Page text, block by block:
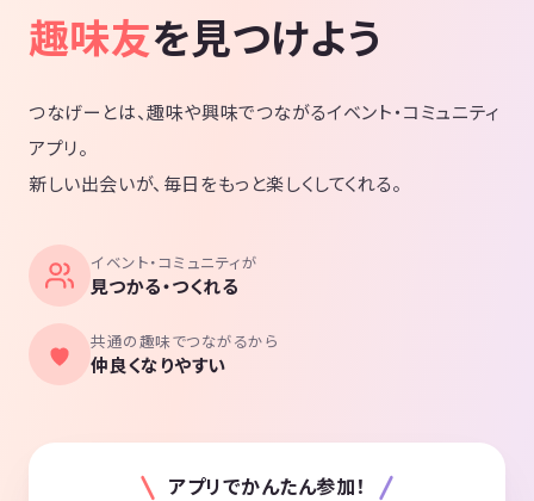
趣味友を見つけよう
つなげーとは、趣味や興味でつながるイベント・コミュニティ
アプリ。
新しい出会いが、毎日をもっと楽しくしてくれる。
イベント・コミュニティが
見つかる・つくれる
共通の趣味でつながるから
仲良くなりやすい
アプリでかんたん参加！